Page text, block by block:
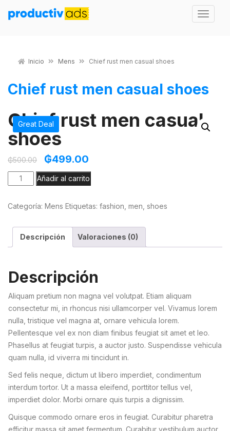
Inicio Mens Chief rust men casual shoes
Chief rust men casual shoes
Great Deal
Chief rust men casual
shoes
₲500.00 ₲499.00
Añadir al carrito
Categoría: Mens Etiquetas: fashion men shoes
Descripción Valoraciones (0)
Descripción
Aliquam pretium non magna vel volutpat. Etiam aliquam
consectetur mi, in rhoncus nisi ullamcorper vel. Vivamus lorem
nulla, tristique vel magna at, ornare vehicula lorem.
Pellentesque vel ex non diam finibus feugiat sit amet et leo.
Phasellus at feugiat turpis, a auctor justo. Suspendisse vehicula
quam nulla, id viverra mi tincidunt in.
Sed felis neque, dictum ut libero imperdiet, condimentum
interdum tortor. Ut a massa eleifend, porttitor tellus vel,
imperdiet dolor. Morbi ornare quis turpis a dignissim.
Quisque commodo ornare eros in feugiat. Curabitur pharetra